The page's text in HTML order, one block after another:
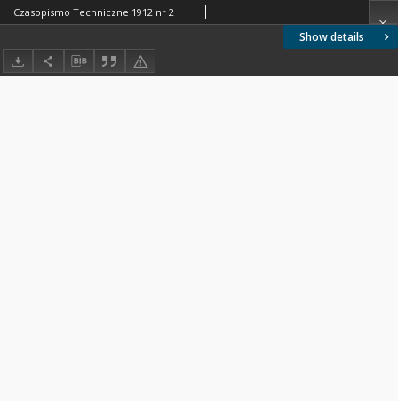
Show details
Czasopismo Techniczne 1912 nr 2